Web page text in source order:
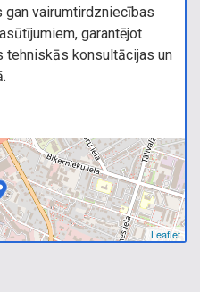
vairumtirdzniecības
garantējot
konsultācijas un
Leaflet